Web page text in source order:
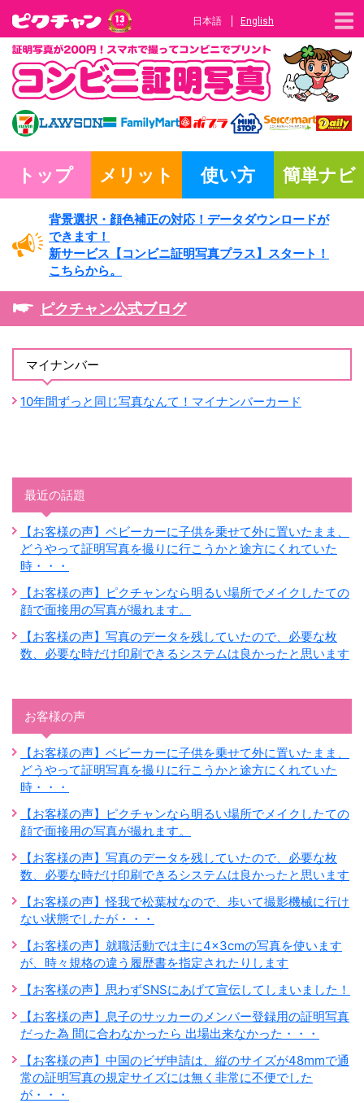
日本語 English
トップ メリット 使い方 簡単ナビ
背景選択・ 顔色補正の対応！ データダウンロードが
できます！
新サービス 【コンビニ証明写真プラス】
スタート！
こちらから。
ピクチャン公式ブログ
マイナンバー
10年間ずっと同じ写真なんて！マイナンバーカード
最近の話題
【お客様の声】ベビーカーに子供を乗せて外に置いたまま、
どうやって証明写真を撮りに行こうかと途方にくれていた
時・・・
【お客様の声】ピクチャンなら明るい場所でメイクしたての
顔で面接用の写真が撮れます。
【お客様の声】写真のデータを残していたので、必要な枚
数、必要な時だけ印刷できるシステムは良かったと思います
お客様の声
【お客様の声】ベビーカーに子供を乗せて外に置いたまま、
どうやって証明写真を撮りに行こうかと途方にくれていた
時・・・
【お客様の声】ピクチャンなら明るい場所でメイクしたての
顔で面接用の写真が撮れます。
【お客様の声】写真のデータを残していたので、必要な枚
数、必要な時だけ印刷できるシステムは良かったと思います
【お客様の声】怪我で松葉杖なので、歩いて撮影機械に行け
ない状態でしたが・・・
【お客様の声】就職活動では主に4×3cmの写真を使います
が、時々規格の違う履歴書を指定されたりします
【お客様の声】思わずSNSにあげて宣伝してしまいました！
【お客様の声】息子のサッカーのメンバー登録用の証明写真
だった為 間に合わなかったら 出場出来なかった・・・
【お客様の声】中国のビザ申請は、縦のサイズが48mmで通
常の証明写真の規定サイズには無く非常に不便でした
が・・・